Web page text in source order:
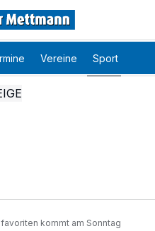
Vereine Sport
kommt am Sonntag